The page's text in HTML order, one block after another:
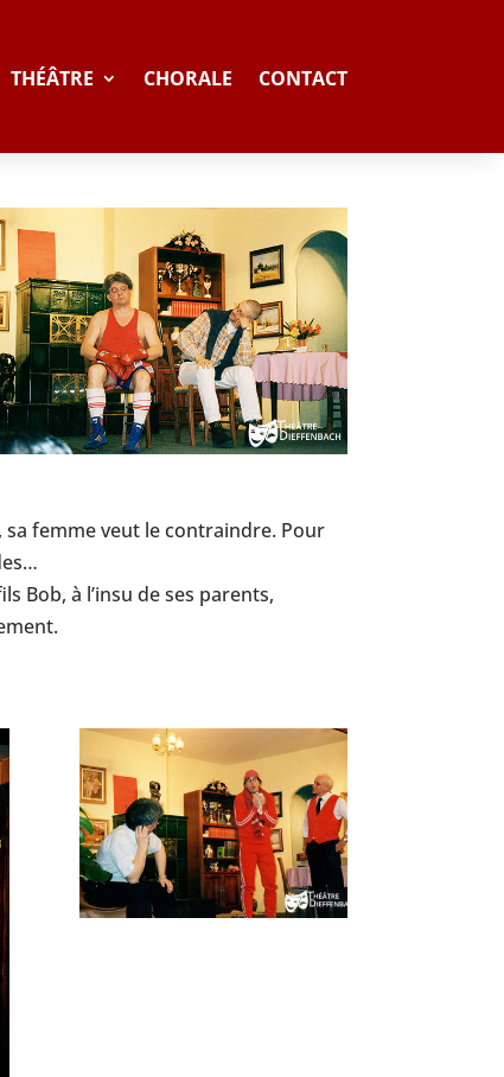
THÉÂTRE CHORALE CONTACT
femme veut le contraindre. Pour
Bob, à l’insu de ses parents,